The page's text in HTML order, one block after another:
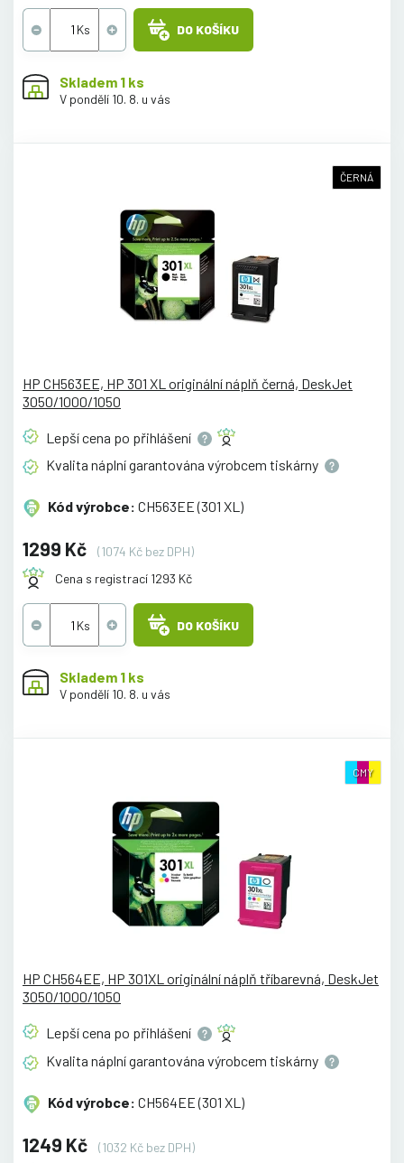
DO KOŠÍKU
Skladem 1 ks
V pondělí 10. 8. u vás
ČERNÁ
HP CH563EE, HP 301 XL originální náplň černá, DeskJet
3050/1000/1050
Lepší cena po přihlášení
Kvalita náplní garantována výrobcem tiskárny
Kód výrobce: CH563EE (301 XL)
1299 Kč
(1074 Kč bez DPH)
Cena s registrací 1293 Kč
DO KOŠÍKU
Skladem 1 ks
V pondělí 10. 8. u vás
CMY
HP CH564EE, HP 301XL originální náplň tříbarevná, DeskJet
3050/1000/1050
Lepší cena po přihlášení
Kvalita náplní garantována výrobcem tiskárny
Kód výrobce: CH564EE (301 XL)
1249 Kč
(1032 Kč bez DPH)